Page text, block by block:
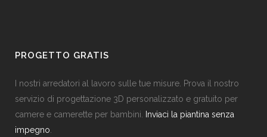
PROGETTO GRATIS
I nostri arredatori al lavoro sulle tue misure. Prova il nostro
servizio di progettazione 3D personalizzato e gratuito per
camere e camerette per bambini.
Inviaci la piantina senza
impegno